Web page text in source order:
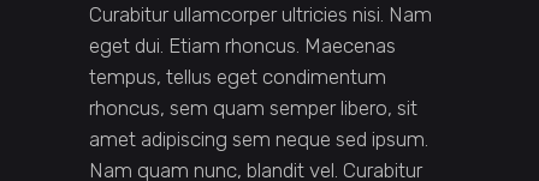
Curabitur ullamcorper ultricies nisi. Nam
eget dui. Etiam rhoncus. Maecenas
tempus, tellus eget condimentum
rhoncus, sem quam semper libero, sit
amet adipiscing sem neque sed ipsum.
Nam quam nunc, blandit vel. Curabitur